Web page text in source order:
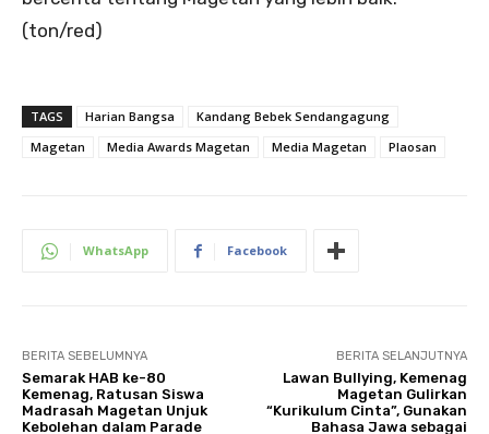
(ton/red)
TAGS Harian Bangsa
Kandang Bebek Sendangagung
Magetan
Media Awards Magetan Media Magetan Plaosan
WhatsApp Facebook
BERITA SEBELUMNYA
Semarak HAB ke-80
Kemenag, Ratusan Siswa
Madrasah Magetan Unjuk
Kebolehan dalam Parade
BERITA SELANJUTNYA
Lawan Bullying, Kemenag
Magetan Gulirkan
“Kurikulum Cinta”, Gunakan
Bahasa Jawa sebagai